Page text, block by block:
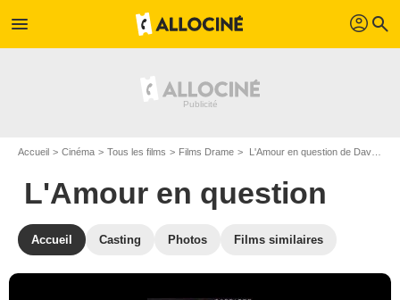
menu profil search
Accueil Cinéma Tous les films Films Drame L'Amour en question de David Jones
L'Amour en question
Accueil Casting Photos Films similaires